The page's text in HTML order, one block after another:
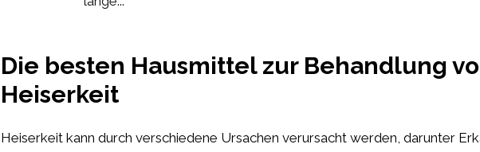
Die besten Hausmittel zur Behandlung
Heiserkeit
Heiserkeit kann durch verschiedene Ursachen verursacht werden, darunter